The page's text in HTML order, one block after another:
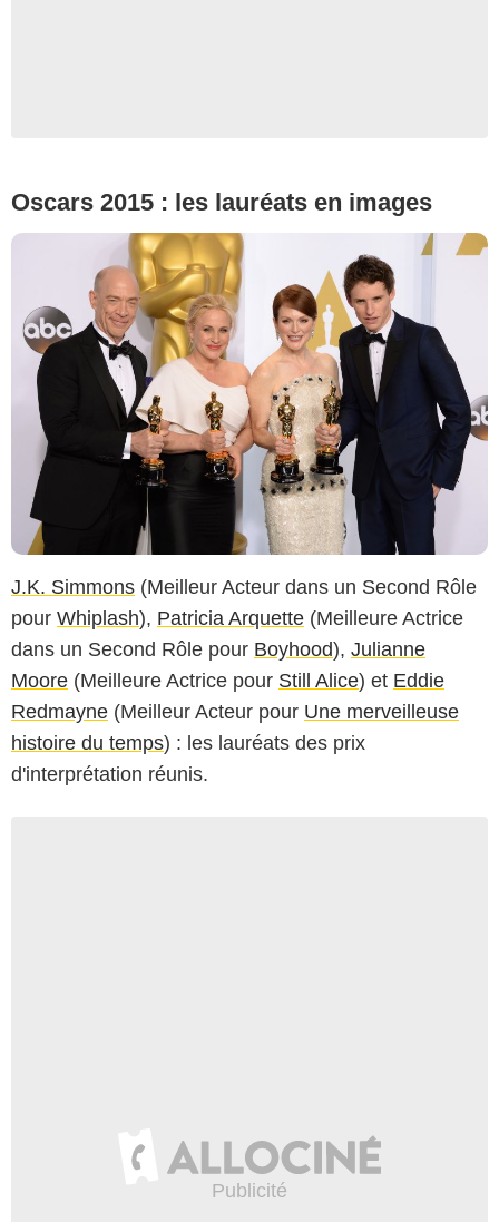
Oscars 2015 : les lauréats en images
J.K. Simmons (Meilleur Acteur dans un Second Rôle
pour Whiplash), Patricia Arquette (Meilleure Actrice
dans un Second Rôle pour Boyhood), Julianne
Moore (Meilleure Actrice pour Still Alice) et Eddie
Redmayne (Meilleur Acteur pour Une merveilleuse
histoire du temps) : les lauréats des prix
d'interprétation réunis.